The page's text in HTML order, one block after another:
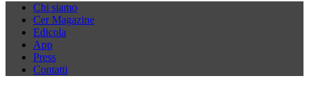
Chi siamo
Cer Magazine
Edicola
App
Press
Contatti